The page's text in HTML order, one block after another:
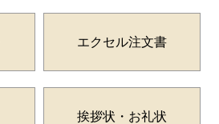
エクセル注文書
挨拶状・お礼状